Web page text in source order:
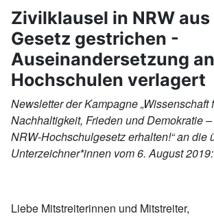
Zivilklausel in NRW aus
Gesetz gestrichen -
Auseinandersetzung
Hochschulen verlagert
Newsletter der Kampagne „Wissenschaft
Nachhaltigkeit, Frieden und Demokratie
NRW-Hochschulgesetz erhalten!“ an die
Unterzeichner*innen vom 6. August 2019:
Liebe Mitstreiterinnen und Mitstreiter,